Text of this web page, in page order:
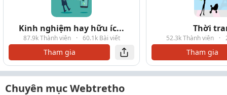
Kinh nghiệm hay hữu íc...
87.9k Thành viên · 60.1k Bài viết
Tham gia
Thời
52.3k Thành viên ·
Tham gia
Chuyên mục Webtretho